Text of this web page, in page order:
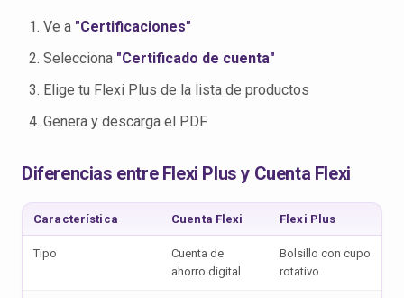
Ve a "Certificaciones"
Selecciona "Certificado de cuenta"
Elige tu Flexi Plus de la lista de productos
Genera y descarga el PDF
Diferencias entre Flexi Plus y Cuenta Flexi
Característica Cuenta Flexi Flexi Plus
Tipo
Cuenta de
ahorro digital
Bolsillo con cupo
rotativo